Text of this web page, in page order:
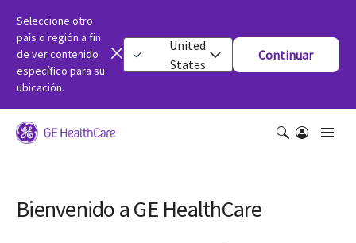
Seleccione otro
país o región a fin
de ver contenido
específico para su
ubicación.
United
States
Continuar
Bienvenido a GE HealthCare